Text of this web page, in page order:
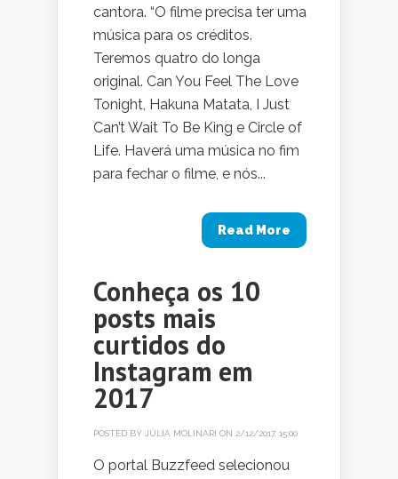
cantora. “O filme precisa ter uma
música para os créditos.
Teremos quatro do longa
original. Can You Feel The Love
Tonight, Hakuna Matata, I Just
Can’t Wait To Be King e Circle of
Life. Haverá uma música no fim
para fechar o filme, e nós...
Read More
Conheça os 10
posts mais
curtidos do
Instagram em
2017
POSTED BY JÚLIA MOLINARI ON 2/12/2017, 15:00
O portal Buzzfeed selecionou